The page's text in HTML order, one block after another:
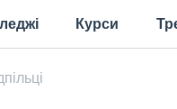
Курси